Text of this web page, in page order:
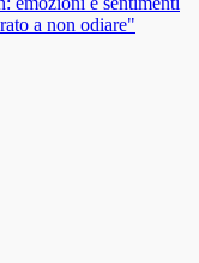
a non odiare"